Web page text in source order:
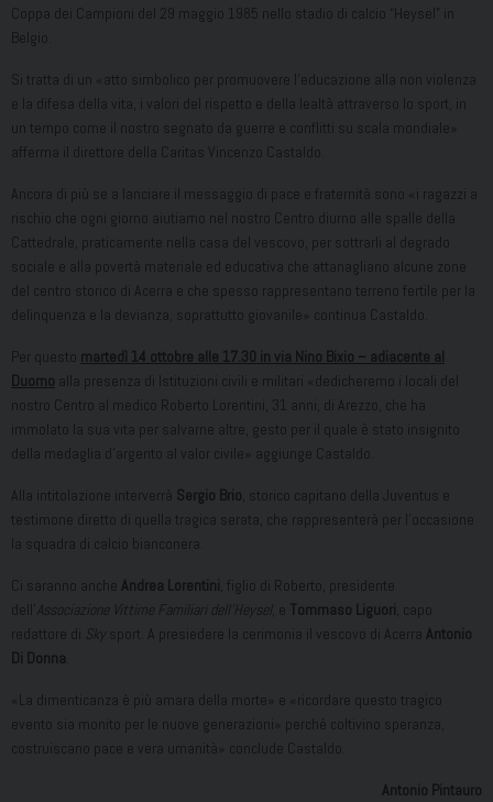
Coppa dei Campioni del 29 maggio 1985 nello stadio di calcio “Heysel” in
Belgio.
Si tratta di un «atto simbolico per promuovere l’educazione alla non violenza
e la difesa della vita, i valori del rispetto e della lealtà attraverso lo sport, in
un tempo come il nostro segnato da guerre e conflitti su scala mondiale»
afferma il direttore della Caritas Vincenzo Castaldo.
Ancora di più se a lanciare il messaggio di pace e fraternità sono «i ragazzi a
rischio che ogni giorno aiutiamo nel nostro Centro diurno alle spalle della
Cattedrale, praticamente nella casa del vescovo, per sottrarli al degrado
sociale e alla povertà materiale ed educativa che attanagliano alcune zone
del centro storico di Acerra e che spesso rappresentano terreno fertile per la
delinquenza e la devianza, soprattutto giovanile» continua Castaldo.
Per questo martedì 14 ottobre alle 17.30 in via Nino Bixio – adiacente al
Duomo alla presenza di Istituzioni civili e militari «dedicheremo i locali del
nostro Centro al medico Roberto Lorentini, 31 anni, di Arezzo, che ha
immolato la sua vita per salvarne altre, gesto per il quale è stato insignito
della medaglia d’argento al valor civile» aggiunge Castaldo.
Alla intitolazione interverrà Sergio Brio, storico capitano della Juventus e
testimone diretto di quella tragica serata, che rappresenterà per l’occasione
la squadra di calcio bianconera.
Ci saranno anche Andrea Lorentini, figlio di Roberto, presidente
dell’ Associazione Vittime Familiari dell’Heysel , e Tommaso Liguori, capo
redattore di Sky sport. A presiedere la cerimonia il vescovo di Acerra Antonio
Di Donna
«La dimenticanza è più amara della morte» e «ricordare questo tragico
evento sia monito per le nuove generazioni» perché coltivino speranza,
costruiscano pace e vera umanità» conclude Castaldo.
Antonio Pintauro